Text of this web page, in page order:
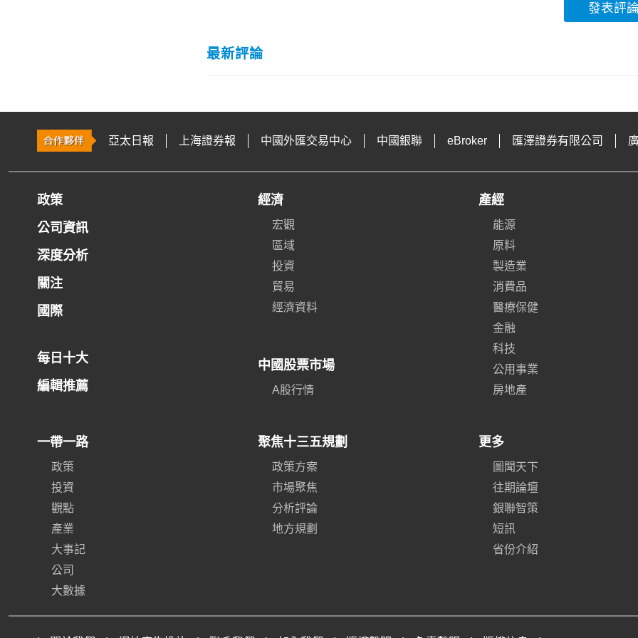
發表評
最新評論
亞太日報 上海證券報 中國外匯交易中心 中國銀聯 eBroker 匯澤證券有限公司
政策
公司資訊
深度分析
關注
國際
每日十大
編輯推薦
經濟
宏觀
區域
投資
貿易
經濟資料
中國股票市場
A股行情
產經
能源
原料
製造業
消費品
醫療保健
金融
科技
公用事業
房地產
一帶一路
政策
投資
觀點
產業
大事記
公司
大數據
聚焦十三五規劃
政策方案
市場聚焦
分析評論
地方規劃
更多
圖聞天下
往期論壇
銀聯智策
短訊
省份介紹